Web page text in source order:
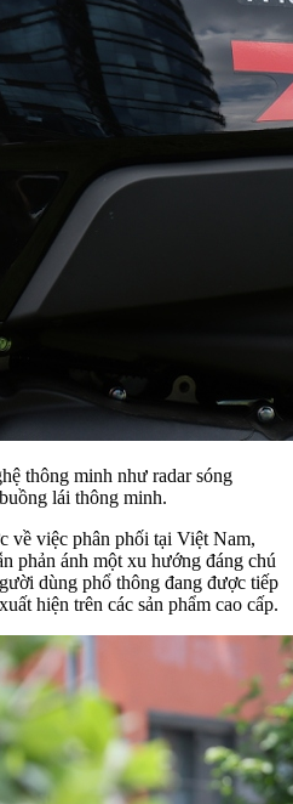
thông minh như radar sóng
lái thông minh.
về việc phân phối tại Việt Nam,
phản ánh một xu hướng đáng chú
dùng phổ thông đang được tiếp
hiện trên các sản phẩm cao cấp.